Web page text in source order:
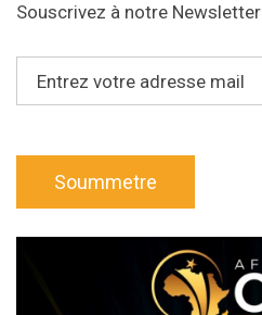
Souscrivez à notre Newsletter